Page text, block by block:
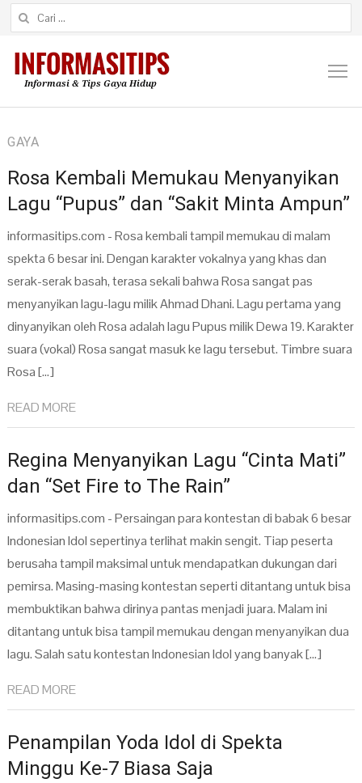
Cari untuk:
GAYA
Rosa Kembali Memukau Menyanyikan
Lagu “Pupus” dan “Sakit Minta Ampun”
informasitips.com - Rosa kembali tampil memukau di malam
spekta 6 besar ini. Dengan karakter vokalnya yang khas dan
serak-serak basah, terasa sekali bahwa Rosa sangat pas
menyanyikan lagu-lagu milik Ahmad Dhani. Lagu pertama yang
dinyanyikan oleh Rosa adalah lagu Pupus milik Dewa 19. Karakter
suara (vokal) Rosa sangat masuk ke lagu tersebut. Timbre suara
Rosa […]
READ MORE
Regina Menyanyikan Lagu “Cinta Mati”
dan “Set Fire to The Rain”
informasitips.com - Persaingan para kontestan di babak 6 besar
Indonesian Idol sepertinya terlihat makin sengit. Tiap peserta
berusaha tampil maksimal untuk mendapatkan dukungan dari
pemirsa. Masing-masing kontestan seperti ditantang untuk bisa
membuktikan bahwa dirinya pantas menjadi juara. Malam ini
ditantang untuk bisa tampil memukau dengan menyanyikan dua
lagu. Salah satu kontestan Indonesian Idol yang banyak […]
READ MORE
Penampilan Yoda Idol di Spekta
Minggu Ke-7 Biasa Saja